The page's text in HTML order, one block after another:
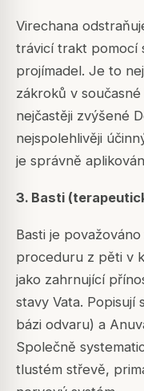
Virechana
trávicí trakt pomocí
projímadel. Je to
zákroků v
nejčastěji zvýšené
nejspolehlivěji
je správně
3. Basti
Basti je
proceduru z pěti v
jako zahrnující
stavy Vata. Popisují
bázi odvaru) a
Společně
tlustém střevě,